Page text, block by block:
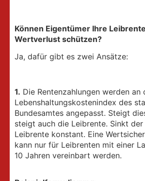
Können Eigentümer Ihre
Wertverlust schützen?
Ja, dafür gibt es zwei Ansätze:
1. Die Rentenzahlungen werden an
Lebenshaltungskostenindex des
Bundesamtes angepasst. Steigt
steigt auch die Leibrente. Sinkt
Leibrente konstant. Eine
kann nur für Leibrenten mit einer
10 Jahren vereinbart werden.